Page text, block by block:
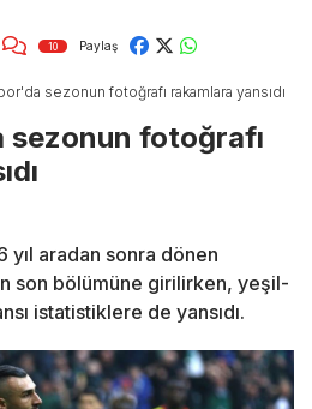
10 Paylaş
sezonun fotoğrafı rakamlara yansıdı
fotoğrafı
yıl aradan sonra dönen
son bölümüne girilirken, yeşil-
istatistiklere de yansıdı.